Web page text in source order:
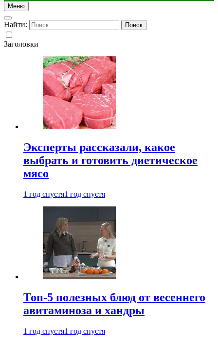
Меню
Найти:
Заголовки
Эксперты рассказали, какое
выбрать и готовить диетическое
мясо
1 год спустя1 год спустя
Топ-5 полезных блюд от весеннего
авитаминоза и хандры
1 год спустя1 год спустя